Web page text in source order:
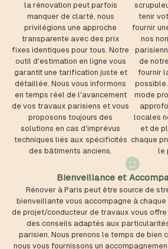
la rénovation peut parfois
manquer de clarté, nous
privilégions une approche
transparente avec des prix
fixes identiques pour tous. Notre
outil d'estimation en ligne vous
garantit une tarification juste et
détaillée. Nous vous informons
en temps réel de l'avancement
de vos travaux parisiens et vous
proposons toujours des
solutions en cas d'imprévus
techniques liés aux spécificités
des bâtiments anciens.
tenir
fournir
nos
de
fournir
mode
locales
et de
chaque
le
Bienveillance et
Rénover à Paris peut être source de
bienveillante vous accompagne à
de projet/conducteur de travaux vous
des conseils adaptés aux
parisien. Nous prenons le temps de bien
nous vous fournissons un